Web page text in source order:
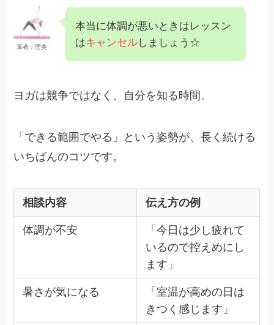
筆者：理美
本当に体調が悪いときはレッスン
はキャンセルしましょう☆
ヨガは競争ではなく、自分を知る時間。
「できる範囲でやる」という姿勢が、長く続ける
いちばんのコツです。
相談内容 伝え方の例
体調が不安
「今日は少し疲れて
いるので控えめにし
ます」
暑さが気になる
「室温が高めの日は
きつく感じます」